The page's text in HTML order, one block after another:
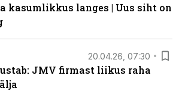
kasumlikkus langes | Uus siht on
20.04.26, 07:30
JMV firmast liikus raha